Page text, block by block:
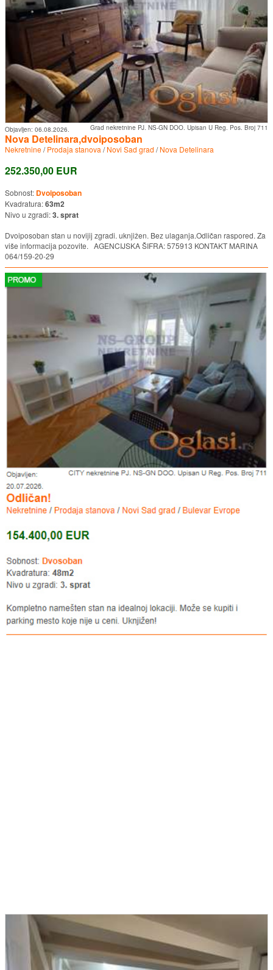
Grad nekretnine PJ. NS-GN DOO. Upisan U Reg. Pos. Broj 711
Objavljen: 06.08.2026.
Nova Detelinara,dvoiposoban
Nekretnine/Prodaja stanova /Novi Sad grad /Nova Detelinara
252.350,00 EUR
Sobnost: Dvoiposoban
Kvadratura:63m2
Nivo u zgradi:3. sprat
Dvoiposoban stan u novijij zgradi. uknjižen. Bez ulaganja.Odličan raspored. Za
više informacija pozovite. AGENCIJSKA ŠIFRA: 575913 KONTAKT MARINA
064/159-20-29